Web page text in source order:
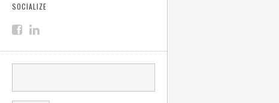
SOCIALIZE
SØGEFELT